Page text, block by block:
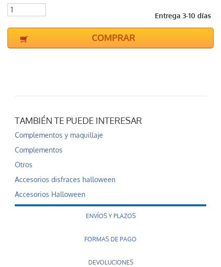
Entrega 3-10 días
COMPRAR
TAMBIÉN TE PUEDE INTERESAR
Complementos y maquillaje
Complementos
Otros
Accesorios disfraces halloween
Accesorios Halloween
ENVÍOS Y PLAZOS
FORMAS DE PAGO
DEVOLUCIONES